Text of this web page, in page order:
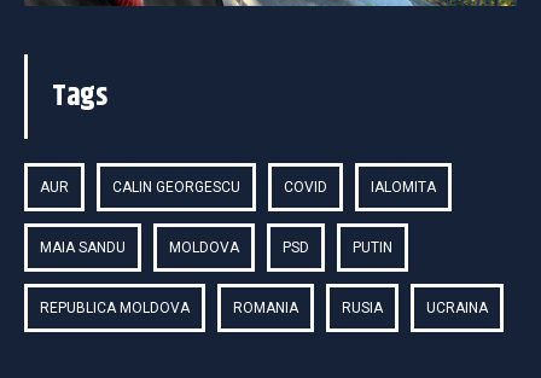
Tags
AUR CALIN GEORGESCU COVID IALOMITA
MAIA SANDU MOLDOVA PSD PUTIN
REPUBLICA MOLDOVA ROMANIA RUSIA UCRAINA